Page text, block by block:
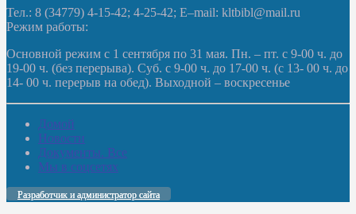
Тел.: 8 (34779) 4-15-42; 4-25-42; E–mail: kltbibl@mail.ru
Режим работы:
Основной режим с 1 сентября по 31 мая. Пн. – пт. с 9-00 ч. до
19-00 ч. (без перерыва). Суб. с 9-00 ч. до 17-00 ч. (с 13- 00 ч. до
14- 00 ч. перерыв на обед). Выходной – воскресенье
Домой
Новости
Документы. Все
Мы в соцсетях
Разработчик и администратор сайта